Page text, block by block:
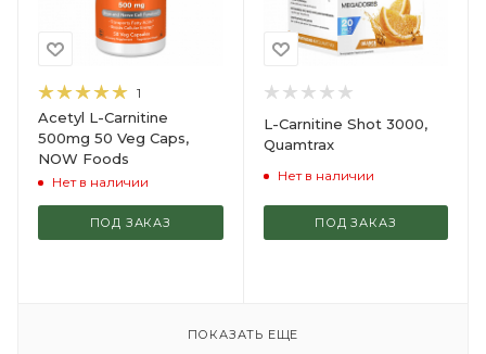
1
Acetyl L-Carnitine
500mg 50 Veg Caps,
NOW Foods
Нет в наличии
ПОД ЗАКАЗ
L-Carnitine Shot 3000,
Quamtrax
Нет в наличии
ПОД ЗАКАЗ
ПОКАЗАТЬ ЕЩЕ